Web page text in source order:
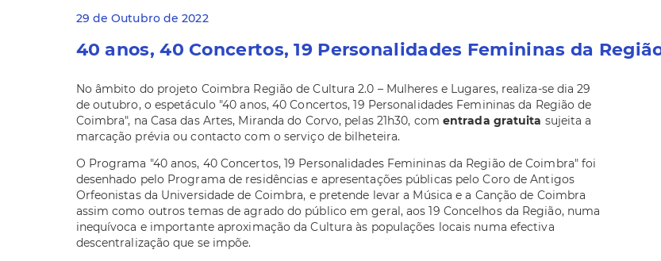
29 de Outubro de 2022
40 anos, 40 Concertos, 19 Personalidades Femininas da
No âmbito do projeto Coimbra Região de Cultura 2.0 – Mulheres e Lugares, realiza-se dia 29
de outubro, o espetáculo "40 anos, 40 Concertos, 19 Personalidades Femininas da Região de
Coimbra", na Casa das Artes, Miranda do Corvo, pelas 21h30, com entrada gratuita sujeita a
marcação prévia ou contacto com o serviço de bilheteira.
O Programa "40 anos, 40 Concertos, 19 Personalidades Femininas da Região de Coimbra" foi
desenhado pelo Programa de residências e apresentações públicas pelo Coro de Antigos
Orfeonistas da Universidade de Coimbra, e pretende levar a Música e a Canção de Coimbra
assim como outros temas de agrado do público em geral, aos 19 Concelhos da Região, numa
inequívoca e importante aproximação da Cultura às populações locais numa efectiva
descentralização que se impõe.